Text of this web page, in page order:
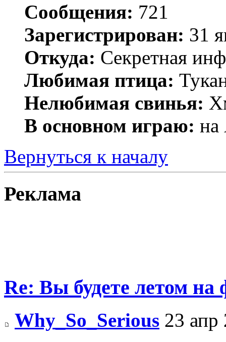
Сообщения: 721
Зарегистрирован: 31
Откуда: Секретная
Любимая птица:
Нелюбимая свинья:
В основном играю: на
Вернуться к началу
Реклама
Re: Вы будете летом на
Why_So_Serious 23 апр